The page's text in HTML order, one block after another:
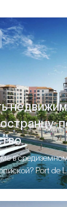
в
Port de
район